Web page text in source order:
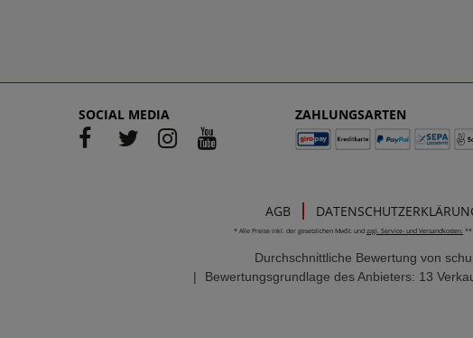
SOCIAL MEDIA ZAHLUNGSARTEN
AGB
* Alle Preise inkl. der gesetzlichen MwSt. und zzgl. Service- und Versandkosten. **
Durchschnittliche Bewertung von
|
Bewertungsgrundlage des Anbieters: 13